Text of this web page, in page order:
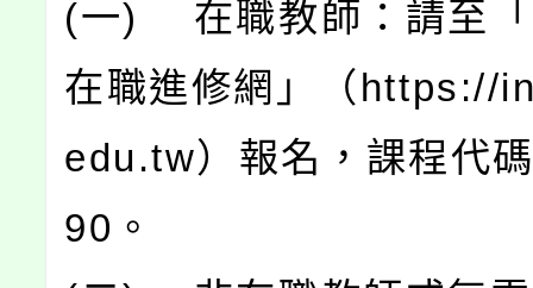
(一) 在職教師：請至「
在職進修網」（https://
edu.tw）報名，課程代
90。